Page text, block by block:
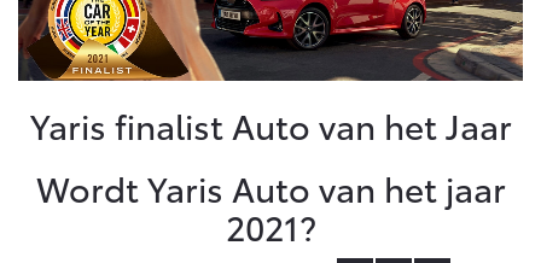
Ons bedrijf
Onze medewerkers
Contact en Route
Vacatures
Aygo X
HYBRIDE
Yaris
HYBRIDE
Vanaf € 27.195,-
Occasions
Yaris finalist Auto van het Jaar
Wordt Yaris Auto van het jaar
2021?